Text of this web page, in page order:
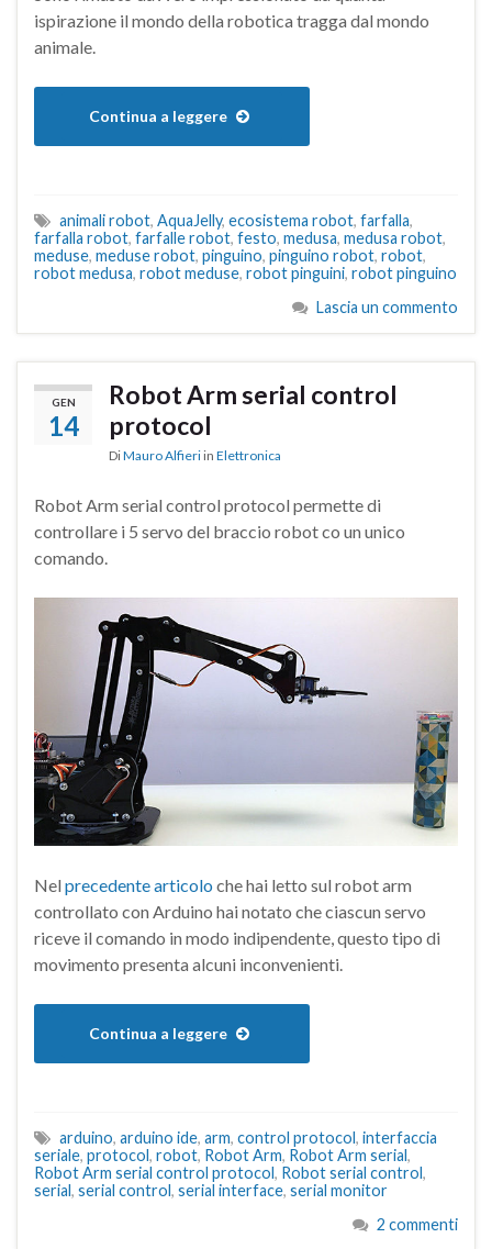
ispirazione il mondo della robotica tragga dal mondo
animale.
Continua a leggere
animali robot, AquaJelly, ecosistema robot, farfalla,
farfalla robot, farfalle robot, festo, medusa, medusa robot,
meduse, meduse robot, pinguino, pinguino robot, robot,
robot medusa, robot meduse, robot pinguini, robot pinguino
Lascia un commento
GEN
14
Robot Arm serial control
protocol
DiMauro Alfieri in Elettronica
Robot Arm serial control protocol permette di
controllare i 5 servo del braccio robot co un unico
comando.
Nel precedente articolo che hai letto sul robot arm
controllato con Arduino hai notato che ciascun servo
riceve il comando in modo indipendente, questo tipo di
movimento presenta alcuni inconvenienti.
Continua a leggere
arduino, arduino ide, arm, control protocol, interfaccia
seriale, protocol, robot, Robot Arm, Robot Arm serial,
Robot Arm serial control protocol, Robot serial control,
serial, serial control, serial interface, serial monitor
2 commenti